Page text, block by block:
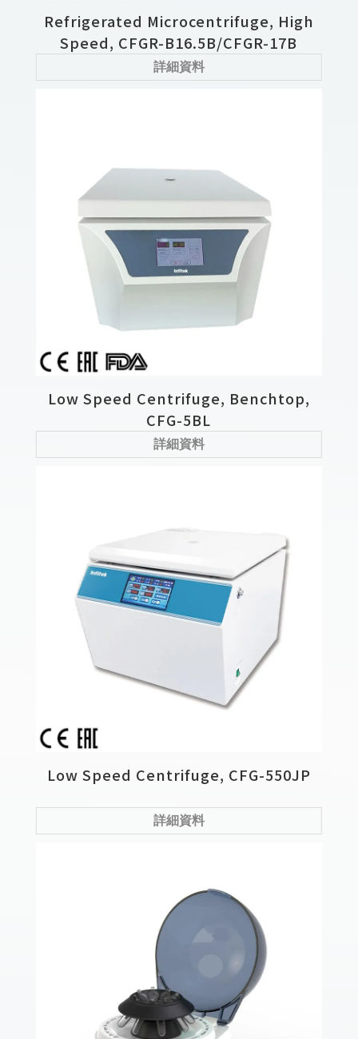
Refrigerated Microcentrifuge, High
Speed, CFGR-B16.5B/CFGR-17B
詳細資料
Low Speed Centrifuge, Benchtop,
CFG-5BL
詳細資料
Low Speed Centrifuge, CFG-550JP
詳細資料